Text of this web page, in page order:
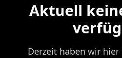
Aktuell
Derzeit haben wir hier